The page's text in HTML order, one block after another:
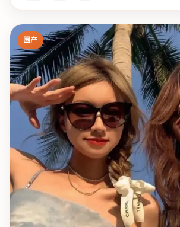
国产